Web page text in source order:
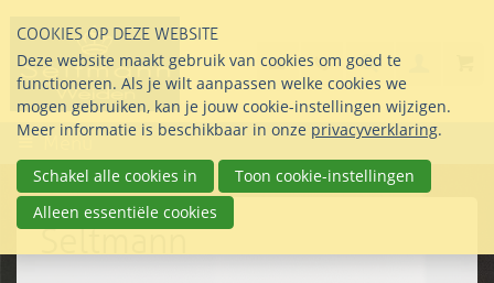
links
over
Direct
naar
inhoud
Direct
naar
het
info@seltmann-
Stel uw vraag
085 76 07 000
Search
Menu
Seltmann
COOKIES OP DEZE WEBSITE
Deze website maakt gebruik van cookies om goed te
functioneren. Als je wilt aanpassen welke cookies we
mogen gebruiken, kan je jouw cookie-instellingen wijzigen.
Meer informatie is beschikbaar in onze privacyverklaring.
Schakel alle cookies in
Toon cookie-instellingen
Alleen essentiële cookies